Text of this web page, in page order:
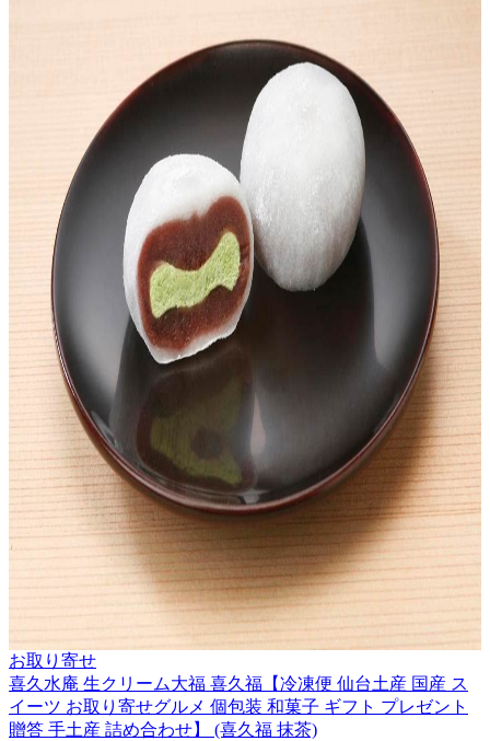
お取り寄せ
喜久水庵 生クリーム大福 喜久福【冷凍便 仙台土産 国産 ス
イーツ お取り寄せグルメ 個包装 和菓子 ギフト プレゼント
贈答 手土産 詰め合わせ】 (喜久福 抹茶)